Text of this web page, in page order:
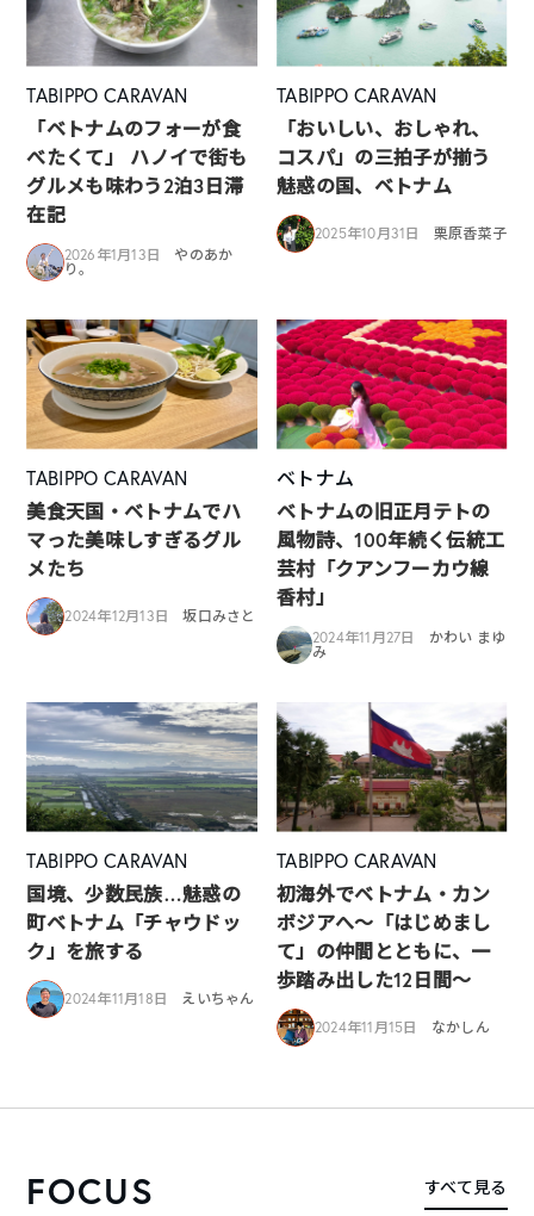
TABIPPO CARAVAN
「ベトナムのフォーが食
べたくて」 ハノイで街も
グルメも味わう2泊3日滞
在記
2026年1月13日
やのあか
り。
TABIPPO CARAVAN
「おいしい、おしゃれ、
コスパ」の三拍子が揃う
魅惑の国、ベトナム
2025年10月31日 栗原香菜子
TABIPPO CARAVAN
美食天国・ベトナムでハ
マった美味しすぎるグル
メたち
2024年12月13日 坂口みさと
ベトナム
ベトナムの旧正月テトの
風物詩、100年続く伝統工
芸村「クアンフーカウ線
香村」
2024年11月27日
かわい まゆ
み
TABIPPO CARAVAN
国境、少数民族…魅惑の
町ベトナム「チャウドッ
ク」を旅する
2024年11月18日 えいちゃん
TABIPPO CARAVAN
初海外でベトナム・カン
ボジアへ～「はじめまし
て」の仲間とともに、一
歩踏み出した12日間～
2024年11月15日 なかしん
FOCUS すべて見る